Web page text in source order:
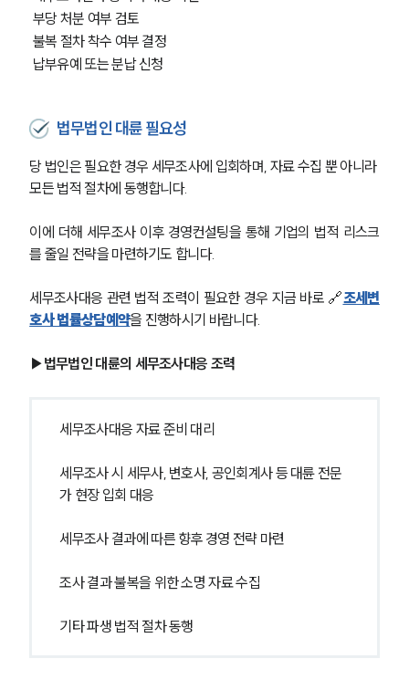
부당 처분 여부 검토
불복 절차 착수 여부 결정
납부유예 또는 분납 신청
법무법인 대륜 필요성
당 법인은 필요한 경우 세무조사에 입회하며, 자료 수집 뿐 아니라
모든 법적 절차에 동행합니다.
이에 더해 세무조사 이후 경영컨설팅을 통해 기업의 법적 리스크
를 줄일 전략을 마련하기도 합니다.
세무조사대응 관련 법적 조력이 필요한 경우 지금 바로 🔗조세변
호사 법률상담예약을 진행하시기 바랍니다.
▶법무법인 대륜의 세무조사대응 조력
세무조사대응 자료 준비 대리
세무조사 시 세무사, 변호사, 공인회계사 등 대륜 전문
가 현장 입회 대응
세무조사 결과에 따른 향후 경영 전략 마련
조사 결과 불복을 위한 소명 자료 수집
기타 파생 법적 절차 동행